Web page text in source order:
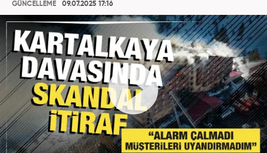
GÜNCELLEME
09.07.2025 17:16